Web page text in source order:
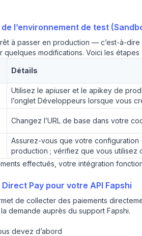
l’environnement de test
à passer en production — c’est-à-
modifications. Voici les étapes :
Détails
Utilisez le apiuser et le apikey de
l’onglet Développeurs lorsque vous
Changez l’URL de base dans votre
Assurez-vous que votre
production ; vérifiez que vous utilisez
effectués, votre intégration
Pay pour votre API Fapshi
de collecter des paiements
demande auprès du support Fapshi.
devez d’abord